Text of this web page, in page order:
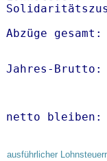
Abzüge
netto
ausführlicher